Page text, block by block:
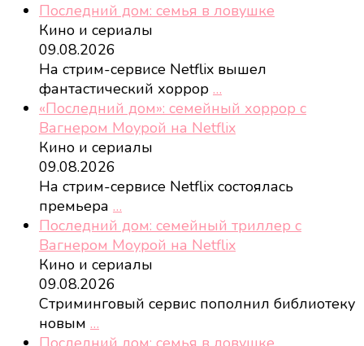
Последний дом: семья в ловушке
Кино и сериалы
09.08.2026
На стрим-сервисе Netflix вышел
фантастический хоррор …
«Последний дом»: семейный хоррор с
Вагнером Моурой на Netflix
Кино и сериалы
09.08.2026
На стрим-сервисе Netflix состоялась
премьера …
Последний дом: семейный триллер с
Вагнером Моурой на Netflix
Кино и сериалы
09.08.2026
Стриминговый сервис пополнил библиотеку
новым …